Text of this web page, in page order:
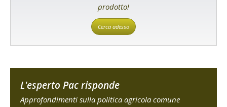
prodotto!
Cerca adesso
L'esperto Pac risponde
Approfondimenti sulla politica agricola comune